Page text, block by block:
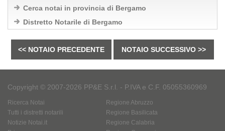
Cerca notai in provincia di Bergamo
Distretto Notarile di Bergamo
<< NOTAIO PRECEDENTE NOTAIO SUCCESSIVO >>
Copyright © 2007-2026 PP&E S.r.l. - P.IVA e C.F. 05055360969
Ricerca Notai
Tutti i distretti notarili
Notizie Notai.it
Regione Abruzzo
Regione Basilicata
Regione Calabria